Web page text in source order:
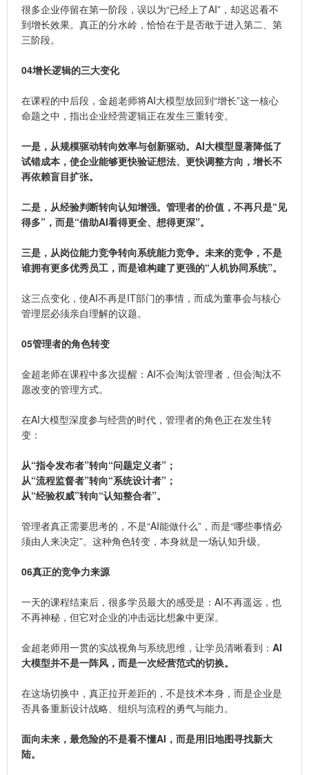
很多企业停留在第一阶段，误以为“已经上了AI”，却迟迟看不
到增长效果。真正的分水岭，恰恰在于是否敢于进入第二、第
三阶段。
04增长逻辑的三大变化
在课程的中后段，金超老师将AI大模型放回到“增长”这一核心
命题之中，指出企业经营逻辑正在发生三重转变。
一是，从规模驱动转向效率与创新驱动。 AI大模型显著降低了
试错成本，使企业能够更快验证想法、更快调整方向，增长不
再依赖盲目扩张。
二是，从经验判断转向认知增强。 管理者的价值，不再只是“见
得多”，而是“借助AI看得更全、想得更深”。
三是，从岗位能力竞争转向系统能力竞争。 未来的竞争，不是
谁拥有更多优秀员工，而是谁构建了更强的“人机协同系统”。
这三点变化，使AI不再是IT部门的事情，而成为董事会与核心
管理层必须亲自理解的议题。
05管理者的角色转变
金超老师在课程中多次提醒：AI不会淘汰管理者，但会淘汰不
愿改变的管理方式。
在AI大模型深度参与经营的时代，管理者的角色正在发生转
变：
从“指令发布者”转向“问题定义者”；
从“流程监督者”转向“系统设计者”；
从“经验权威”转向“认知整合者”。
管理者真正需要思考的，不是“AI能做什么”，而是“哪些事情必
须由人来决定”。 这种角色转变，本身就是一场认知升级。
06真正的竞争力来源
一天的课程结束后，很多学员最大的感受是：AI不再遥远，也
不再神秘，但它对企业的冲击远比想象中更深。
金超老师用一贯的实战视角与系统思维，让学员清晰看到： AI
大模型并不是一阵风，而是一次经营范式的切换。
在这场切换中，真正拉开差距的，不是技术本身，而是企业是
否具备重新设计战略、组织与流程的勇气与能力。
面向未来，最危险的不是看不懂AI，而是用旧地图寻找新大
陆。